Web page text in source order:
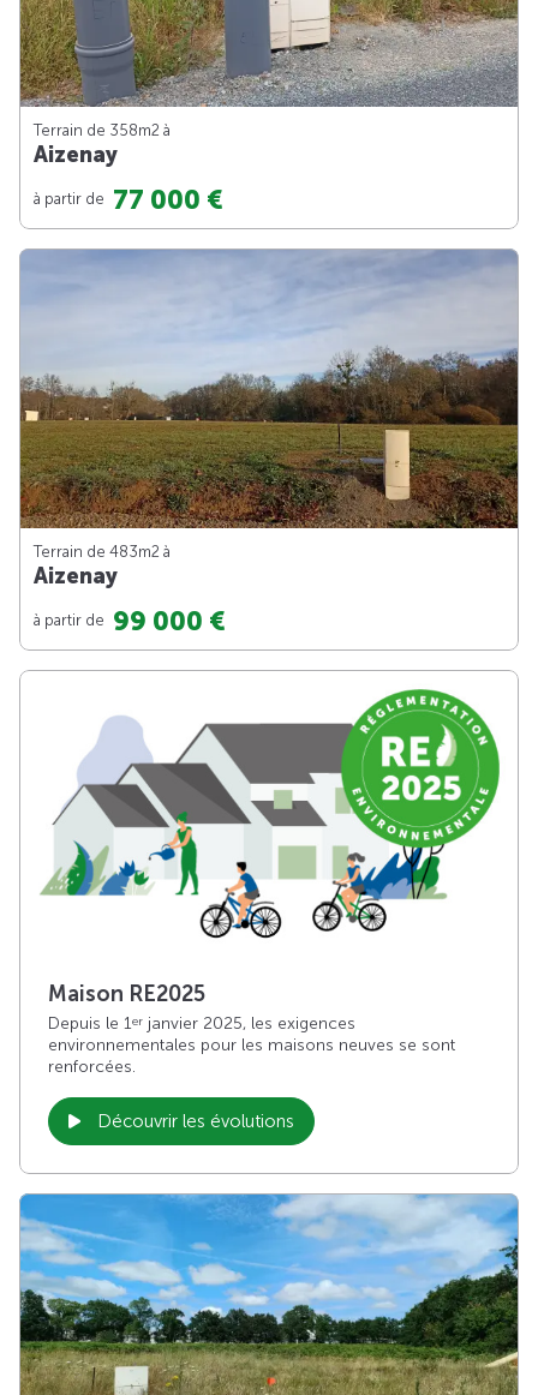
Terrain de 358m2 à
Aizenay
à partir de 77 000 €
Terrain de 483m2 à
Aizenay
à partir de 99 000 €
Maison RE2025
Depuis le 1er janvier 2025, les exigences
environnementales pour les maisons neuves se sont
renforcées.
Découvrir les évolutions